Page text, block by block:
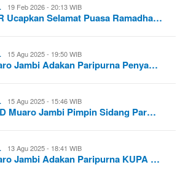
19 Feb 2026 - 20:13 WIB
Ucapkan Selamat Puasa Ramadha…
15 Agu 2025 - 19:50 WIB
Jambi Adakan Paripurna Penya…
15 Agu 2025 - 15:46 WIB
Muaro Jambi Pimpin Sidang Par…
13 Agu 2025 - 18:41 WIB
Jambi Adakan Paripurna KUPA …